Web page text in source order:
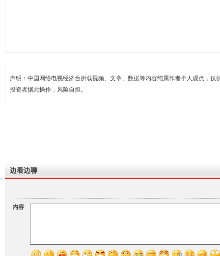
声明：中国网络电视经济台所载视频、文章、数据等内容纯属作者个人观点，仅
投资者据此操作，风险自担。
边看边聊
内容